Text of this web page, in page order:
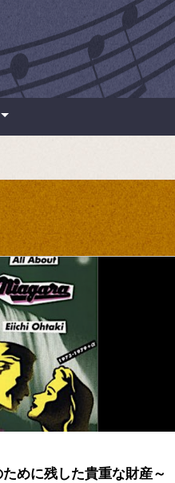
めに残した貴重な財産～